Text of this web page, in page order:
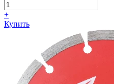
+
Купить